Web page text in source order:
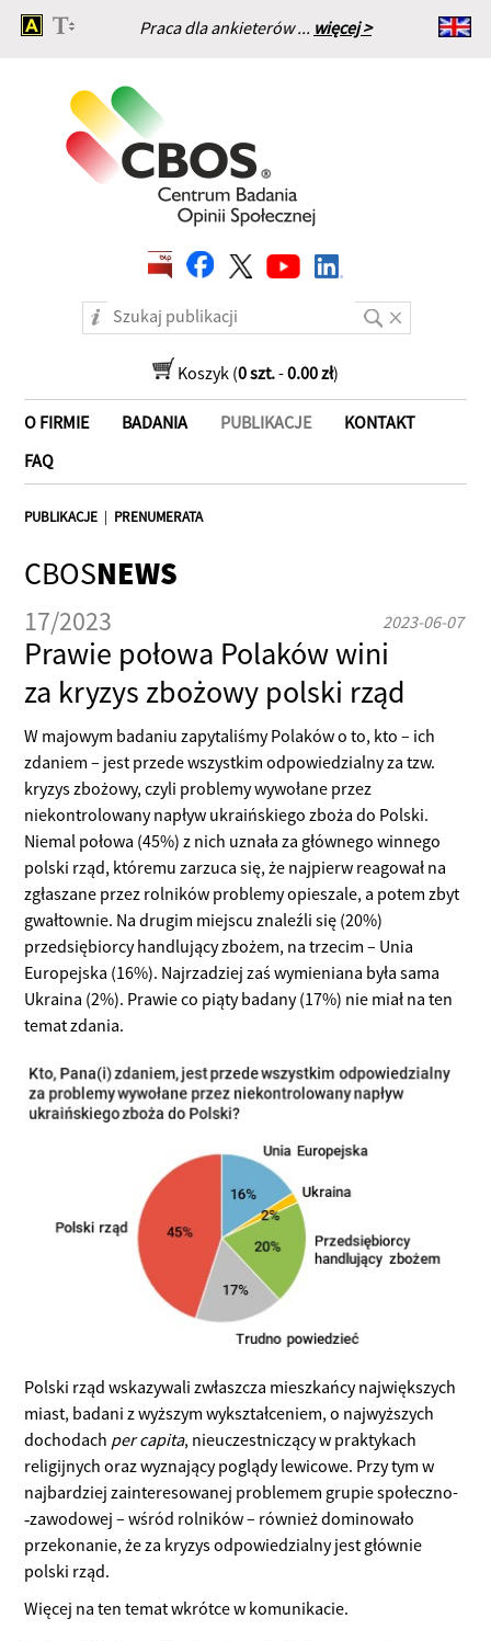
Praca dla ankieterów ... więcej >
Strona główna
Koszyk (0 szt.-0.00 zł)
O FIRMIE BADANIA PUBLIKACJE
KONTAKT
FAQ
PUBLIKACJE | PRENUMERATA
CBOSNEWS
17/2023 2023-06-07
Prawie połowa Polaków wini
za kryzys zbożowy polski rząd
W majowym badaniu zapytaliśmy Polaków o to, kto – ich
zdaniem – jest przede wszystkim odpowiedzialny za tzw.
kryzys zbożowy, czyli problemy wywołane przez
niekontrolowany napływ ukraińskiego zboża do Polski.
Niemal połowa (45%) z nich uznała za głównego winnego
polski rząd, któremu zarzuca się, że najpierw reagował na
zgłaszane przez rolników problemy opieszale, a potem zbyt
gwałtownie. Na drugim miejscu znaleźli się (20%)
przedsiębiorcy handlujący zbożem, na trzecim – Unia
Europejska (16%). Najrzadziej zaś wymieniana była sama
Ukraina (2%). Prawie co piąty badany (17%) nie miał na ten
temat zdania.
Polski rząd wskazywali zwłaszcza mieszkańcy największych
miast, badani z wyższym wykształceniem, o najwyższych
dochodach per capita, nieuczestniczący w praktykach
religijnych oraz wyznający poglądy lewicowe. Przy tym w
najbardziej zainteresowanej problemem grupie społeczno­
‑zawodowej – wśród rolników – również dominowało
przekonanie, że za kryzys odpowiedzialny jest głównie
polski rząd.
Więcej na ten temat wkrótce w komunikacie.